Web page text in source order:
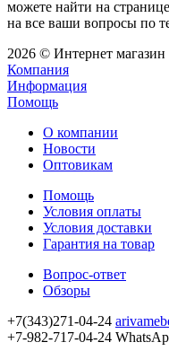
можете найти на
на все ваши вопросы по
2026 © Интернет
Компания
Информация
Помощь
О компании
Новости
Оптовикам
Помощь
Условия оплаты
Условия доставки
Гарантия на товар
Вопрос-ответ
Обзоры
+7(343)271-04-24
+7-982-717-04-24